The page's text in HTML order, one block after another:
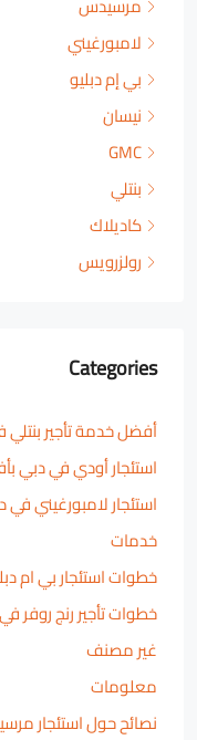
لامبورغيني
بي إم دبليو
نيسان
GMC
بنتلي
كاديلاك
رولزرويس
Categories
أفضل خدمة تأجير
استئجار أودي في دبي
استئجار لامبورغيني
خدمات
خطوات استئجار بي ام
خطوات تأجير رنج روفر
غير مصنف
معلومات
نصائح حول استئجار